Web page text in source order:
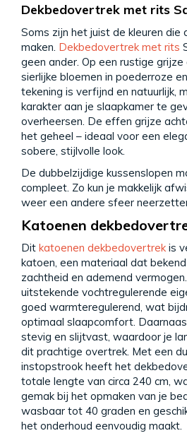
Dekbedovertrek met rits
Soms zijn het juist de kleuren die
maken. Dekbedovertrek met rits
geen ander. Op een rustige
sierlijke bloemen in poederroze
tekening is verfijnd en natuurlijk,
karakter aan je slaapkamer te
overheersen. De effen grijze
het geheel – ideaal voor een
sobere, stijlvolle look.
De dubbelzijdige kussenslopen
compleet. Zo kun je makkelijk
weer een andere sfeer
Katoenen
Dit katoenen dekbedovertrekis
katoen, een materiaal dat
zachtheid en ademend
uitstekende vochtregulerende
goed warmteregulerend, wat
optimaal slaapcomfort.
stevig en slijtvast, waardoor je
dit prachtige overtrek. Met een
instopstrook heeft het
totale lengte van circa 240 cm,
gemak bij het opmaken van je
wasbaar tot 40 graden en
het onderhoud eenvoudig maakt.